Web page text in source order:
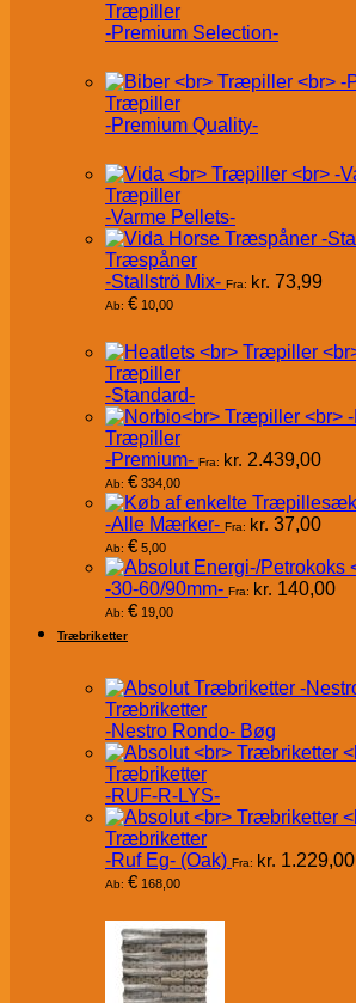
Træpiller
-Premium Selection-
Træpiller
-Premium Quality-
Træpiller
-Varme Pellets-
Træspåner
-Stallströ Mix- Fra: kr. 73,99
Ab: € 10,00
Træpiller
-Standard-
Træpiller
-Premium- Fra: kr. 2.439,00
Ab: € 334,00
-Alle Mærker- Fra: kr. 37,00
Ab: € 5,00
-30-60/90mm- Fra: kr. 140,00
Ab: € 19,00
Træbriketter
Træbriketter
-Nestro Rondo- Bøg
Træbriketter
-RUF-R-LYS-
Træbriketter
-Ruf Eg- (Oak) Fra: kr. 1.229,00
Ab: € 168,00